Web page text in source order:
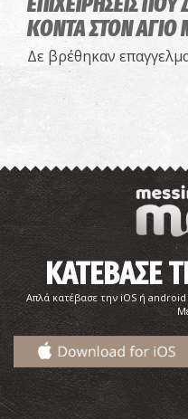
ΚΟΝΤΑ ΣΤΟΝ ΑΓΙΟ
Δε βρέθηκαν
ΚΑΤΕΒΑΣΕ
Απλά κατέβασε την iOS ή